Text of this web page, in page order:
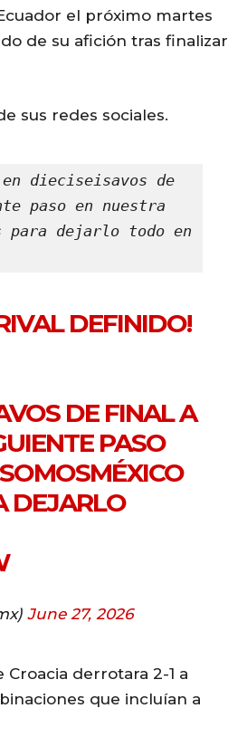
el próximo martes
de su afición tras finalizar
sus redes sociales.
dieciseisavos de
paso en nuestra
para dejarlo todo en
DEFINIDO!
DE FINAL A
PASO
DEJARLO
June 27, 2026
derrotara 2-1 a
que incluían a